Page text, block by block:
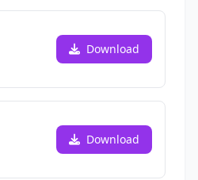
Download
Download